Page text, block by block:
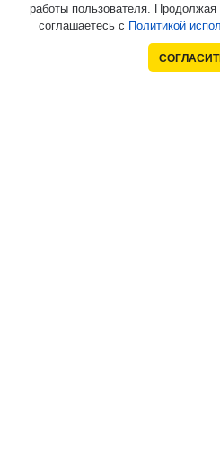
работы пользователя.
соглашаетесь с Политикой